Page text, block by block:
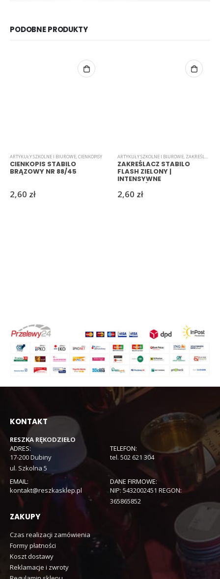
PODOBNE PRODUKTY
ARTYKUŁY SZKOLNE I BIUROWE,CIENKOPISY
CIENKOPIS STABILO
BRĄZOWY NR 88/45
2,60 zł
ARTYKUŁY SZKOLNE I BIUROWE, ZAKREŚLACZE
ZAKREŚLACZ STABILO
FLASH ZIELONY |
INTENSYWNE
2,60 zł
KONTAKT
RESZKA RĘKODZIEŁO
ADRES:
17-200 Dubiny
ul. Szkolna 5
TELEFON:
tel. 502 621 304
EMAIL:
kontakt@reszkasklep.pl
DANE FIRMOWE:
NIP: 5432002451 REGON:
365865852
ZAKUPY
Czas realizacji zamówienia
Formy płatności
Koszt dostawy
Reklamacje i zwroty